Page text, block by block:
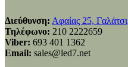
Διεύθυνση: Αφαίας 25, Γαλάτσι
Τηλέφωνο: 210 2222659
Viber: 693 401 1362
Email: sales@led7.net